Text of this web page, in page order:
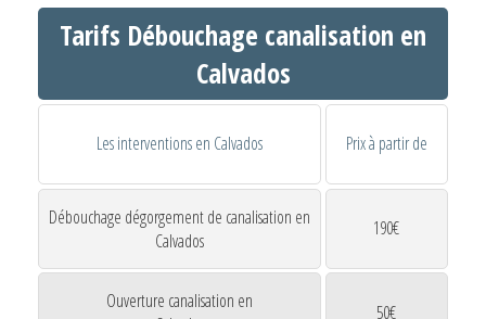
Tarifs Débouchage canalisation en
Calvados
Les interventions en Calvados Prix à partir de
Débouchage dégorgement de canalisation en
Calvados
190€
Ouverture canalisation en
50€